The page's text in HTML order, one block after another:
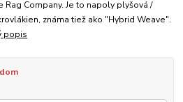
Company. Je to napoly plyšová /
známa tiež ako "Hybrid Weave".
popis